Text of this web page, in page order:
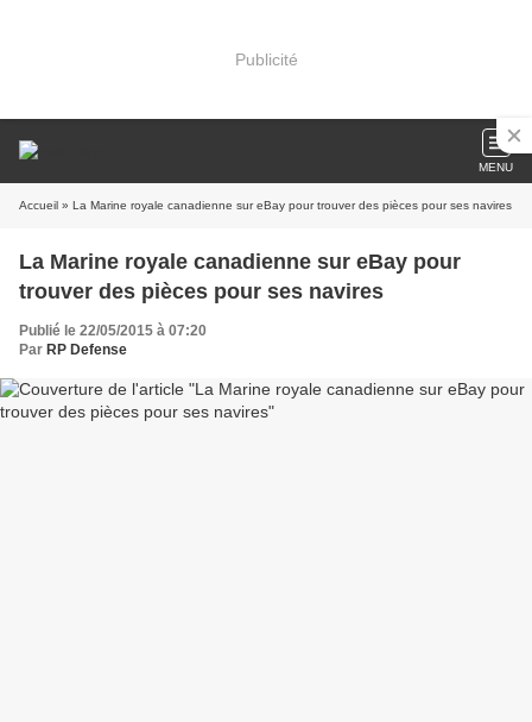
Publicité
MENU
Accueil » La Marine royale canadienne sur eBay pour trouver des pièces pour ses navires
La Marine royale canadienne sur eBay pour
trouver des pièces pour ses navires
Publié le 22/05/2015 à 07:20
Par RP Defense